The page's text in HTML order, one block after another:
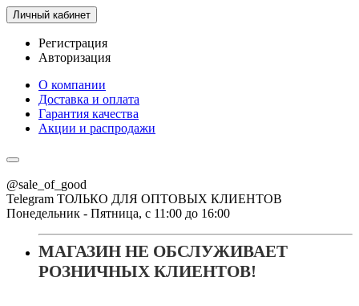
Личный кабинет
Регистрация
Авторизация
О компании
Доставка и оплата
Гарантия качества
Акции и распродажи
@sale_of_good
Telegram ТОЛЬКО ДЛЯ ОПТОВЫХ КЛИЕНТОВ
Понедельник - Пятница, с 11:00 до 16:00
МАГАЗИН НЕ ОБСЛУЖИВАЕТ
РОЗНИЧНЫХ КЛИЕНТОВ!